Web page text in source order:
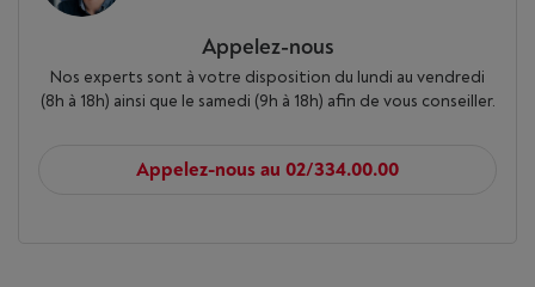
Appelez-nous
Nos experts sont à votre disposition du lundi au vendredi
(8h à 18h) ainsi que le samedi (9h à 18h) afin de vous conseiller.
Appelez-nous au 02/334.00.00